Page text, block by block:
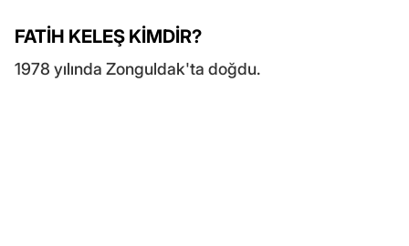
FATİH KELEŞ KİMDİR?
1978 yılında Zonguldak'ta doğdu.